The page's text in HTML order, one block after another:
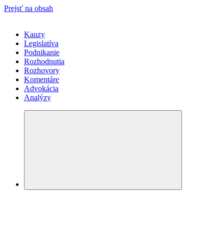
Prejsť na obsah
Kauzy
Legislatíva
Podnikanie
Rozhodnutia
Rozhovory
Komentáre
Advokácia
Analýzy